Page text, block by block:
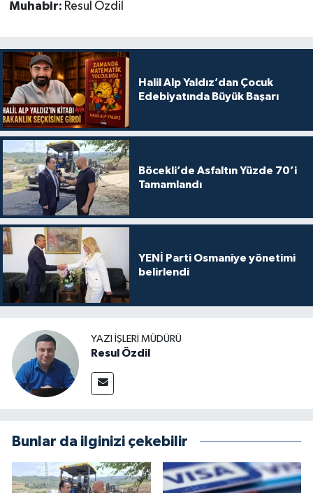
Muhabir: Resul Özdil
Halil Alp Yaldız’dan Çocuk
Edebiyatında Büyük Başarı
Böcekli’de Asfaltın Yüzde 70’i
Tamamlandı
YENİ Parti Osmaniye yönetimi
belirlendi
YAZI İŞLERI MÜDÜRÜ
Resul Özdil
Bunlar da ilginizi çekebilir